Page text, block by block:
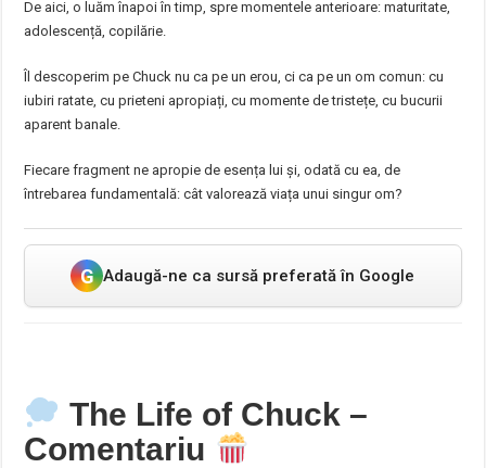
De aici, o luăm înapoi în timp, spre momentele anterioare: maturitate,
adolescență, copilărie.
Îl descoperim pe Chuck nu ca pe un erou, ci ca pe un om comun: cu
iubiri ratate, cu prieteni apropiați, cu momente de tristețe, cu bucurii
aparent banale.
Fiecare fragment ne apropie de esența lui și, odată cu ea, de
întrebarea fundamentală: cât valorează viața unui singur om?
G Adaugă-ne ca sursă preferată în Google
The Life of Chuck –
Comentariu